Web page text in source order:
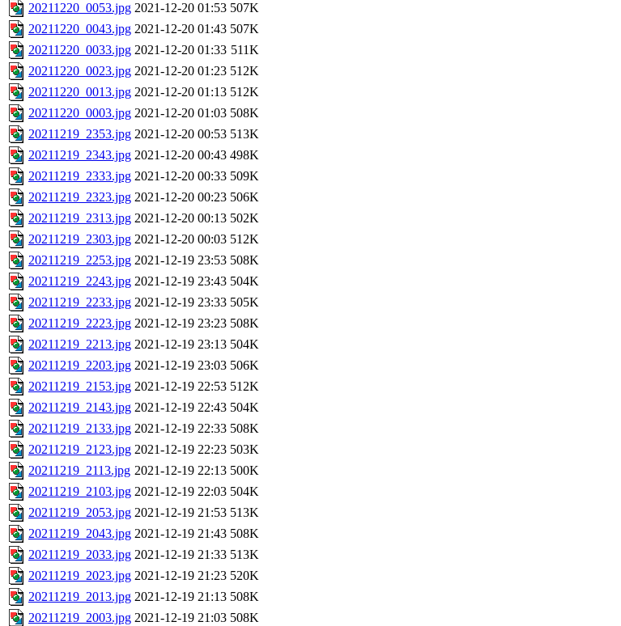
20211220_0053.jpg 2021-12-20 01:53 507K
20211220_0043.jpg 2021-12-20 01:43 507K
20211220_0033.jpg 2021-12-20 01:33 511K
20211220_0023.jpg 2021-12-20 01:23 512K
20211220_0013.jpg 2021-12-20 01:13 512K
20211220_0003.jpg 2021-12-20 01:03 508K
20211219_2353.jpg 2021-12-20 00:53 513K
20211219_2343.jpg 2021-12-20 00:43 498K
20211219_2333.jpg 2021-12-20 00:33 509K
20211219_2323.jpg 2021-12-20 00:23 506K
20211219_2313.jpg 2021-12-20 00:13 502K
20211219_2303.jpg 2021-12-20 00:03 512K
20211219_2253.jpg 2021-12-19 23:53 508K
20211219_2243.jpg 2021-12-19 23:43 504K
20211219_2233.jpg 2021-12-19 23:33 505K
20211219_2223.jpg 2021-12-19 23:23 508K
20211219_2213.jpg 2021-12-19 23:13 504K
20211219_2203.jpg 2021-12-19 23:03 506K
20211219_2153.jpg 2021-12-19 22:53 512K
20211219_2143.jpg 2021-12-19 22:43 504K
20211219_2133.jpg 2021-12-19 22:33 508K
20211219_2123.jpg 2021-12-19 22:23 503K
20211219_2113.jpg 2021-12-19 22:13 500K
20211219_2103.jpg 2021-12-19 22:03 504K
20211219_2053.jpg 2021-12-19 21:53 513K
20211219_2043.jpg 2021-12-19 21:43 508K
20211219_2033.jpg 2021-12-19 21:33 513K
20211219_2023.jpg 2021-12-19 21:23 520K
20211219_2013.jpg 2021-12-19 21:13 508K
20211219_2003.jpg 2021-12-19 21:03 508K